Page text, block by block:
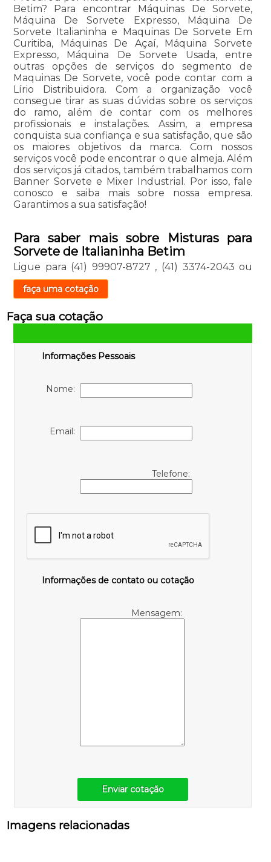
Betim? Para encontrar Máquinas De Sorvete,
Máquina De Sorvete Expresso, Máquina De
Sorvete Italianinha e Maquinas De Sorvete Em
Curitiba, Máquinas De Açaí, Máquina Sorvete
Expresso, Máquina De Sorvete Usada, entre
outras opções de serviços do segmento de
Maquinas De Sorvete, você pode contar com a
Lírio Distribuidora. Com a organização você
consegue tirar as suas dúvidas sobre os serviços
do ramo, além de contar com os melhores
profissionais e instalações. Assim, a empresa
conquista sua confiança e sua satisfação, que são
os maiores objetivos da marca. Com nossos
serviços você pode encontrar o que almeja. Além
dos serviços já citados, também trabalhamos com
Banner Sorvete e Mixer Industrial. Por isso, fale
conosco e saiba mais sobre nossa empresa.
Garantimos a sua satisfação!
Para saber mais sobre Misturas para
Sorvete de Italianinha Betim
Ligue para (41) 99907-8727 , (41) 3374-2043 ou
faça uma cotação
Faça sua cotação
Informações Pessoais
Nome:
Email:
Telefone:
Informações de contato ou cotação
Mensagem:
Enviar cotação
Imagens relacionadas